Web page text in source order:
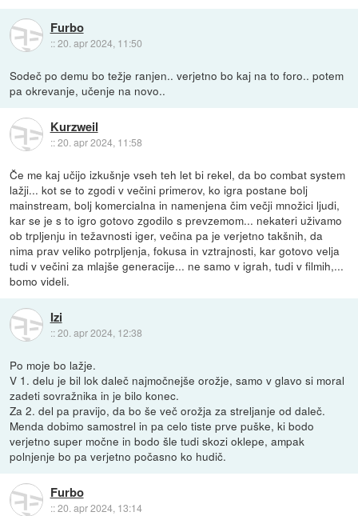
Furbo
::20. apr 2024, 11:50
Sodeč po demu bo težje ranjen.. verjetno bo kaj na to foro.. potem
pa okrevanje, učenje na novo..
Kurzweil
::20. apr 2024, 11:58
Če me kaj učijo izkušnje vseh teh let bi rekel, da bo combat system
lažji... kot se to zgodi v večini primerov, ko igra postane bolj
mainstream, bolj komercialna in namenjena čim večji množici ljudi,
kar se je s to igro gotovo zgodilo s prevzemom... nekateri uživamo
ob trpljenju in težavnosti iger, večina pa je verjetno takšnih, da
nima prav veliko potrpljenja, fokusa in vztrajnosti, kar gotovo velja
tudi v večini za mlajše generacije... ne samo v igrah, tudi v filmih,...
bomo videli.
Izi
::20. apr 2024, 12:38
Po moje bo lažje.
V 1. delu je bil lok daleč najmočnejše orožje, samo v glavo si moral
zadeti sovražnika in je bilo konec.
Za 2. del pa pravijo, da bo še več orožja za streljanje od daleč.
Menda dobimo samostrel in pa celo tiste prve puške, ki bodo
verjetno super močne in bodo šle tudi skozi oklepe, ampak
polnjenje bo pa verjetno počasno ko hudič.
Furbo
::20. apr 2024, 13:14